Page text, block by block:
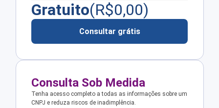
Gratuito(R$0,00)
Consultar grátis
Consulta Sob Medida
Tenha acesso completo a todas as informações sobre um
CNPJ e reduza riscos de inadimplência.